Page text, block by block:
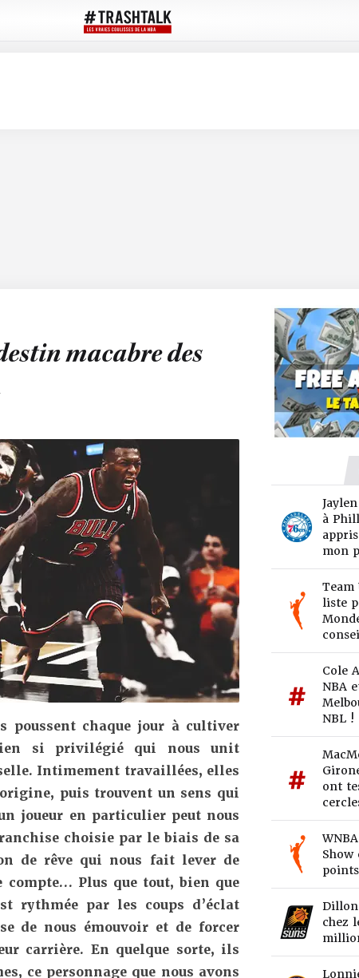
macabre des
poussent chaque jour à cultiver
si privilégié qui nous unit
Intimement travaillées, elles
puis trouvent un sens qui
joueur en particulier peut nous
choisie par le biais de sa
de rêve qui nous fait lever de
compte… Plus que tout, bien que
rythmée par les coups d’éclat
de nous émouvoir et de forcer
carrière. En quelque sorte, ils
ce personnage que nous avons
à
mon
Team
liste
Cole
NBA
NBL !
ont
Show
chez